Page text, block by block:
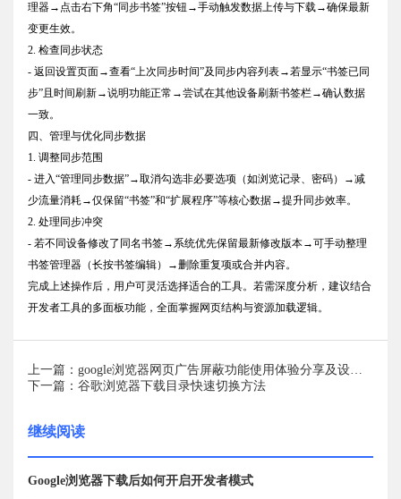
理器→点击右下角“同步书签”按钮→手动触发数据上传与下载→确保最新
变更生效。
2. 检查同步状态
- 返回设置页面→查看“上次同步时间”及同步内容列表→若显示“书签已同
步”且时间刷新→说明功能正常→尝试在其他设备刷新书签栏→确认数据
一致。
四、管理与优化同步数据
1. 调整同步范围
- 进入“管理同步数据”→取消勾选非必要选项（如浏览记录、密码）→减
少流量消耗→仅保留“书签”和“扩展程序”等核心数据→提升同步效率。
2. 处理同步冲突
- 若不同设备修改了同名书签→系统优先保留最新修改版本→可手动整理
书签管理器（长按书签编辑）→删除重复项或合并内容。
完成上述操作后，用户可灵活选择适合的工具。若需深度分析，建议结合
开发者工具的多面板功能，全面掌握网页结构与资源加载逻辑。
上一篇：google浏览器网页广告屏蔽功能使用体验分享及设置方法
下一篇：谷歌浏览器下载目录快速切换方法
继续阅读
Google浏览器下载后如何开启开发者模式